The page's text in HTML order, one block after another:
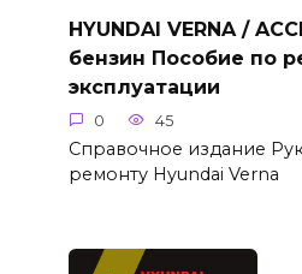
HYUNDAI VERNA /
бензин Пособие по
эксплуатации
0 45
Справочное издание
ремонту Hyundai Verna